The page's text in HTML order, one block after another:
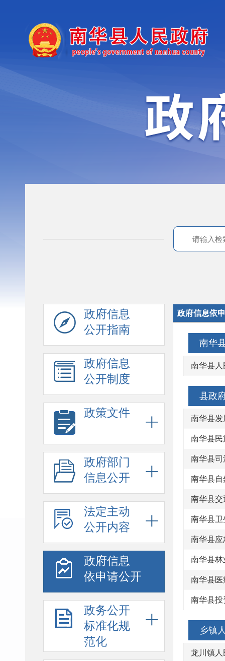
政府信息
公开指南
政府信息
公开制度
政策文件
政府部门
信息公开
法定主动
公开内容
政府信息
依申请公开
政务公开
标准化规
范化
政府信息依
南华
南华县人
县政
南华县发
南华县民
南华县司
南华县自
南华县交
南华县卫
南华县应
南华县林
南华县医
南华县投
乡镇
龙川镇人